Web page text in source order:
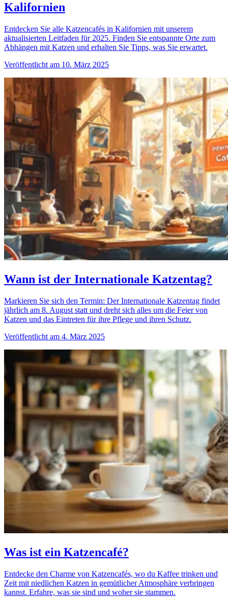
Kalifornien
Entdecken Sie alle Katzencafés in Kalifornien mit unserem
aktualisierten Leitfaden für 2025. Finden Sie entspannte Orte zum
Abhängen mit Katzen und erhalten Sie Tipps, was Sie erwartet.
Veröffentlicht am 10. März 2025
Wann ist der Internationale Katzentag?
Markieren Sie sich den Termin: Der Internationale Katzentag findet
jährlich am 8. August statt und dreht sich alles um die Feier von
Katzen und das Eintreten für ihre Pflege und ihren Schutz.
Veröffentlicht am 4. März 2025
Was ist ein Katzencafé?
Entdecke den Charme von Katzencafés, wo du Kaffee trinken und
Zeit mit niedlichen Katzen in gemütlicher Atmosphäre verbringen
kannst. Erfahre, was sie sind und woher sie stammen.